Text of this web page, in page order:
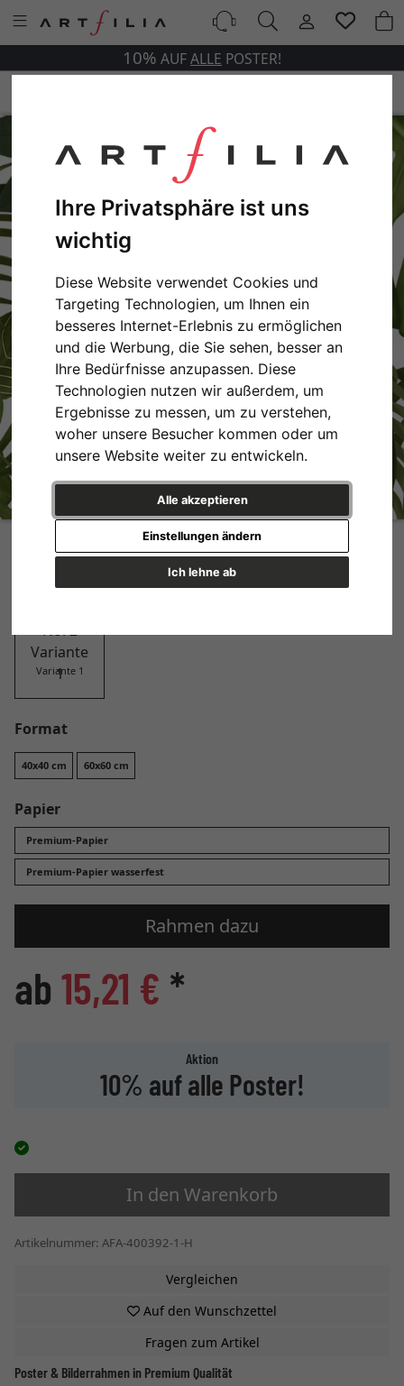
Ihre Privatsphäre ist uns
wichtig
Diese Website verwendet Cookies und
Targeting Technologien, um Ihnen ein
besseres Internet-Erlebnis zu ermöglichen
und die Werbung, die Sie sehen, besser an
Ihre Bedürfnisse anzupassen. Diese
Technologien nutzen wir außerdem, um
Ergebnisse zu messen, um zu verstehen,
woher unsere Besucher kommen oder um
unsere Website weiter zu entwickeln.
Alle akzeptieren
Ich lehne ab
Einstellungen ändern
10% AUFALLE POSTER!
Design
Variante 1
Format
40x40 cm 60x60 cm
Papier
Premium-Papier
Premium-Papier wasserfest
Rahmen dazu
ab 15,21 € *
Aktion
10% auf alle Poster!
In den Warenkorb
Artikelnummer: AFA-400392-1-H
Vergleichen
Auf den Wunschzettel
Fragen zum Artikel
Poster & Bilderrahmen in Premium Qualität